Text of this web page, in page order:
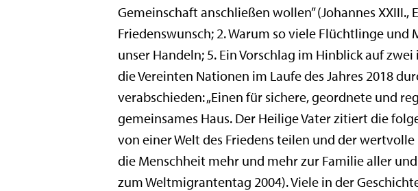
Gemeinschaft anschließen wollen” (Johannes XXIII.,
Friedenswunsch; 2. Warum so viele Flüchtlinge
unser Handeln; 5. Ein Vorschlag im Hinblick auf
die Vereinten Nationen im Laufe des Jahres 2018
verabschieden: „Einen für sichere, geordnete und
gemeinsames Haus. Der Heilige Vater zitiert die
von einer Welt des Friedens teilen und der
die Menschheit mehr und mehr zur Familie aller
zum Weltmigrantentag 2004). Viele in der